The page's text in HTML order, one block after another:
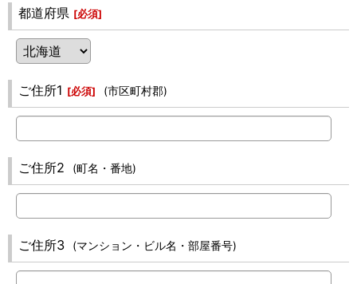
都道府県 [必須]
ご住所1 [必須] (市区町村郡)
ご住所2 (町名・番地)
ご住所3 (マンション・ビル名・部屋番号)